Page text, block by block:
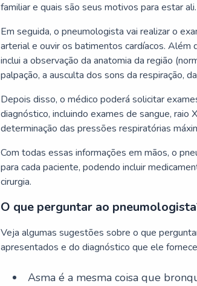
familiar e quais são seus motivos para estar ali.
Em seguida, o pneumologista vai realizar o
arterial e ouvir os batimentos cardíacos. Além
inclui a observação da anatomia da região
palpação, a ausculta dos sons da respiração,
Depois disso, o médico poderá solicitar
diagnóstico, incluindo exames de sangue, raio
determinação das pressões respiratórias
Com todas essas informações em mãos, o
para cada paciente, podendo incluir
cirurgia.
O que perguntar ao
Veja algumas sugestões sobre o que
apresentados e do diagnóstico que ele
Asma é a mesma coisa que